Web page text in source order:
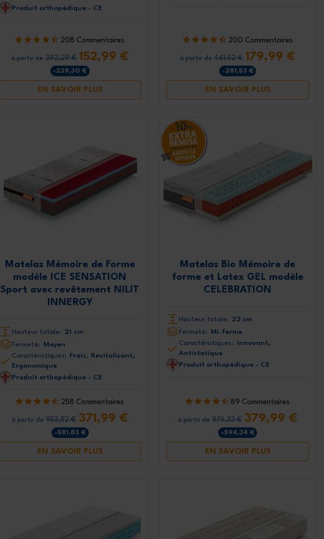
Produit orthopédique - CE
208 Commentaires
à partir de 392,29 € 152,99 €
-239,30 €
EN SAVOIR PLUS
200 Commentaires
à partir de 461,52 € 179,99 €
-281,53 €
EN SAVOIR PLUS
Matelas Mémoire de Forme
modèle ICE SENSATION
Sport avec revêtement NILIT
INNERGY
Hauteur totale: 21 cm
Fermeté: Moyen
Caractéristiques:
Frais, Revitalisant,
Ergonomique
Produit orthopédique - CE
258 Commentaires
à partir de 953,82 € 371,99 €
-581,83 €
EN SAVOIR PLUS
Matelas Bio Mémoire de
forme et Latex GEL modèle
CELEBRATION
Hauteur totale: 23 cm
Fermeté: Mi-ferme
Caractéristiques:
Innovant,
Antistatique
Produit orthopédique - CE
89 Commentaires
à partir de 974,33 € 379,99 €
-594,34 €
EN SAVOIR PLUS